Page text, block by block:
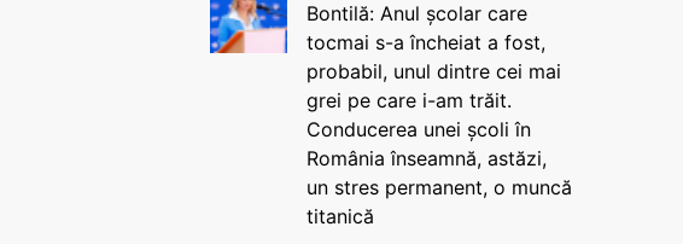
Bontilă: Anul școlar care
tocmai s-a încheiat a fost,
probabil, unul dintre cei mai
grei pe care i-am trăit.
Conducerea unei școli în
România înseamnă, astăzi,
un stres permanent, o muncă
titanică